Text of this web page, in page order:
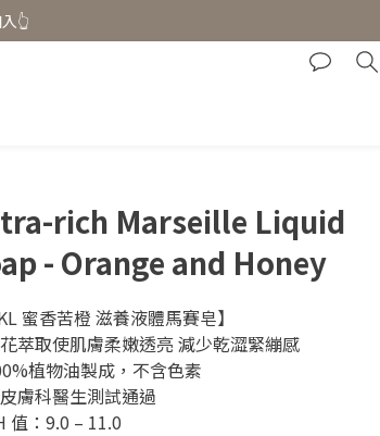
折
👆
折
rich Marseille Liquid
- Orange and Honey
蜜香苦橙 滋養液體馬賽皂】
萃取使肌膚柔嫩透亮 減少乾澀緊繃感
植物油製成，不含色素
膚科醫生測試通過
值：9.0 – 11.0